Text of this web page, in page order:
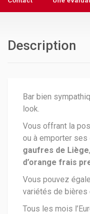
Description
Bar bien
look.
Vous offrant la
ou à emporter ses
gaufres de Liège
d’orange frais
Vous pouvez
variétés de bières
Tous les mois